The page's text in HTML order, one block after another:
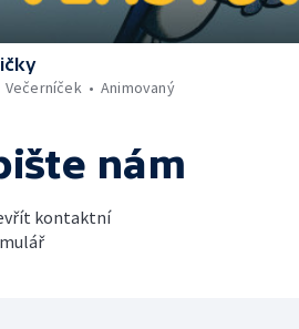
Večerníček Animovaný
nám
kontaktní